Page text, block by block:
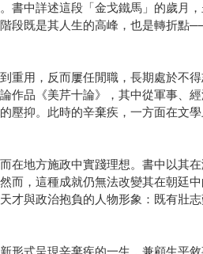
書中詳述這段「金戈鐵馬」的歲月
段既是其人生的高峰，也是轉折點
重用，反而屢任閒職，長期處於不
作品《美芹十論》，其中從軍事、
壓抑。此時的辛棄疾，一方面在文
在地方施政中實踐理想。書中以其
而，這種成就仍無法改變其在朝廷
才與政治抱負的人物形象：既有壯